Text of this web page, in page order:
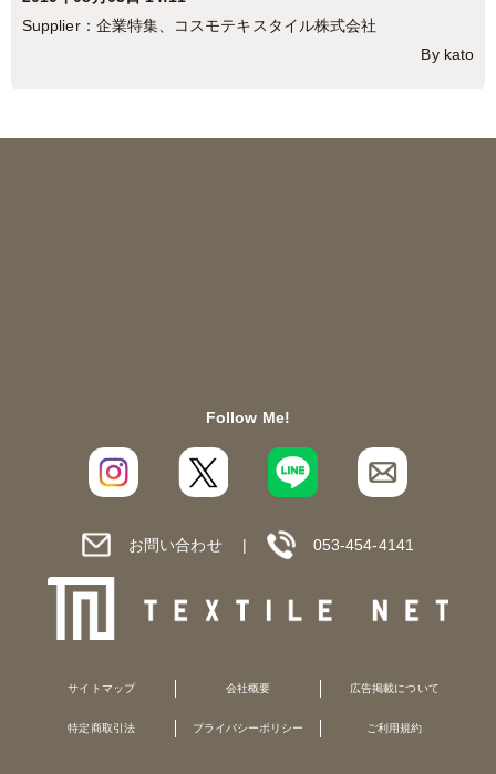
企業特集、
コスモテキスタイル株式会社
By kato
Follow Me!
お問い合わせ 053-454-4141
サイトマップ 会社概要 広告掲載について
特定商取引法 プライバシーポリシー ご利用規約